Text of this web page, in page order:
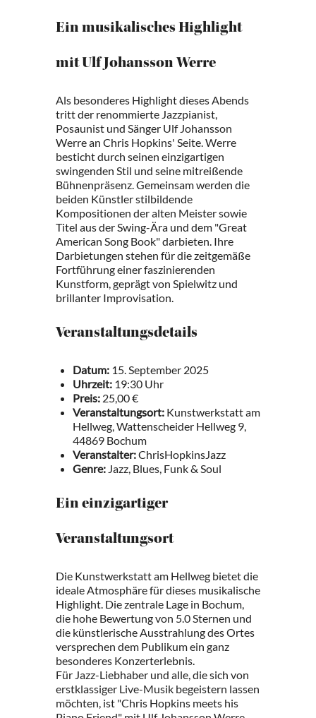
Ein musikalisches Highlight
mit Ulf Johansson Werre
Als besonderes Highlight dieses Abends
tritt der renommierte Jazzpianist,
Posaunist und Sänger Ulf Johansson
Werre an Chris Hopkins' Seite. Werre
besticht durch seinen einzigartigen
swingenden Stil und seine mitreißende
Bühnenpräsenz. Gemeinsam werden die
beiden Künstler stilbildende
Kompositionen der alten Meister sowie
Titel aus der Swing-Ära und dem "Great
American Song Book" darbieten. Ihre
Darbietungen stehen für die zeitgemäße
Fortführung einer faszinierenden
Kunstform, geprägt von Spielwitz und
brillanter Improvisation.
Veranstaltungsdetails
Datum: 15. September 2025
Uhrzeit: 19:30 Uhr
Preis: 25,00 €
Veranstaltungsort: Kunstwerkstatt am
Hellweg, Wattenscheider Hellweg 9,
44869 Bochum
Veranstalter:ChrisHopkinsJazz
Genre: Jazz, Blues, Funk & Soul
Ein einzigartiger
Veranstaltungsort
Die Kunstwerkstatt am Hellweg bietet die
ideale Atmosphäre für dieses musikalische
Highlight. Die zentrale Lage in Bochum,
die hohe Bewertung von 5.0 Sternen und
die künstlerische Ausstrahlung des Ortes
versprechen dem Publikum ein ganz
besonderes Konzerterlebnis.
Für Jazz-Liebhaber und alle, die sich von
erstklassiger Live-Musik begeistern lassen
möchten, ist "Chris Hopkins meets his